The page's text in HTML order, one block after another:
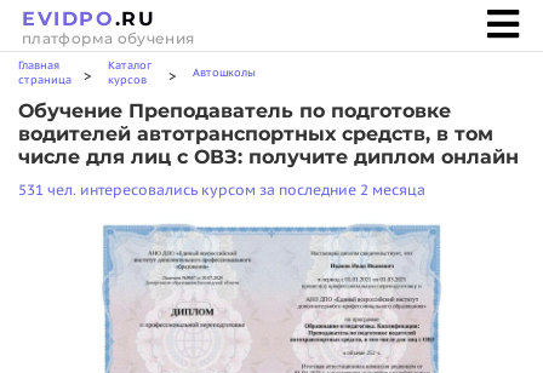
EVIDPO.RU
платформа обучения
Главная
страница
>
Каталог
курсов
> Автошколы
Обучение Преподаватель по подготовке
водителей автотранспортных средств, в том
числе для лиц с ОВЗ: получите диплом онлайн
531 чел. интересовались курсом за последние 2 месяца